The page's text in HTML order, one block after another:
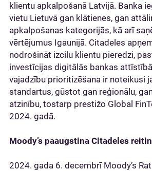
klientu apkalpošanā Latvijā. Banka
vietu Lietuvā gan klātienes, gan
apkalpošanas kategorijās, kā arī
vērtējumus Igaunijā. Citadeles
nodrošināt izcilu klientu pieredzi,
investīcijas digitālās bankas
vajadzību prioritizēšana ir noteikusi
standartus, gūstot gan reģionālu,
atzinību, tostarp prestižo Global
2024. gadā.
Moody’s paaugstina Citadeles
2024. gada 6. decembrī Moody’s